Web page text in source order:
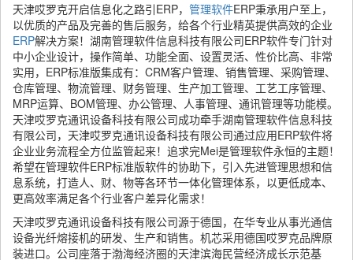
天津哎罗克开启信息化之路引ERP， 管理软件ERP秉承用户至上，
以优质的产品及完善的售后服务，给各个行业精英提供高效的企业
ERP解决方案！湖南管理软件信息科技有限公司ERP软件专门针对
中小企业设计，操作简单、功能全面、设置灵活、性价比高、非常
实用，ERP标准版集成有：CRM客户管理、销售管理、采购管理、
仓库管理、物流管理、财务管理、生产加工管理、工艺工序管理、
MRP运算、BOM管理、办公管理、人事管理、通讯管理等功能模。
天津哎罗克通讯设备科技有限公司成功牵手湖南管理软件信息科技
有限公司，天津哎罗克通讯设备科技有限公司通过应用ERP软件将
企业业务流程全方位监管起来！追求完Mei是管理软件永恒的主题！
希望在管理软件ERP标准版软件的协助下，引入先进管理思想和信
息系统，打造人、财、物等各环节一体化管理体系，以更低成本、
更高效率满足各个行业客户差异化需求！
天津哎罗克通讯设备科技有限公司源于德国，在华专业从事光通信
设备光纤熔接机的研发、生产和销售。机芯采用德国哎罗克品牌原
装进口。公司座落于渤海经济圈的天津滨海民营经济成长示范基